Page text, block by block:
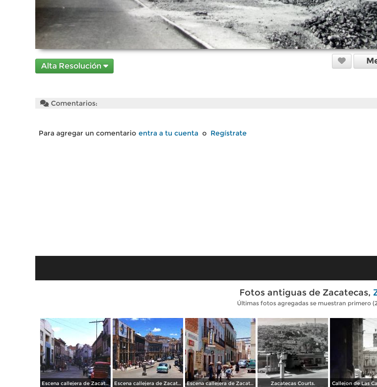
Alta Resolución
Comentarios:
Para agregar un comentario entra a tu cuenta o Regístrate
Fotos antiguas de Zacatecas,
Últimas fotos agregadas se muestran primero
Escena callejera de Zacatecas 1958. Escena callejera de Zacatecas 1958. Escena callejera de Zacatecas 1958. Zacatecas Courts. Callejon de Las